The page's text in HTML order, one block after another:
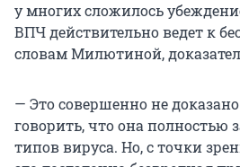
у многих сложилось
ВПЧ действительно ведет к
словам Милютиной,
— Это совершенно не
говорить, что она полностью
типов вируса. Но, с точки